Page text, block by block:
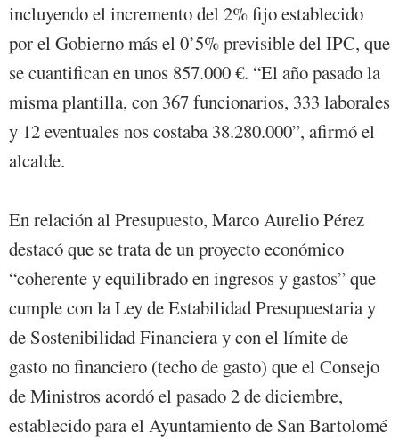
incluyendo el incremento del 2% fijo establecido
por el Gobierno más el 0’5% previsible del IPC, que
se cuantifican en unos 857.000 €. “El año pasado la
misma plantilla, con 367 funcionarios, 333 laborales
y 12 eventuales nos costaba 38.280.000”, afirmó el
alcalde.
En relación al Presupuesto, Marco Aurelio Pérez
destacó que se trata de un proyecto económico
“coherente y equilibrado en ingresos y gastos” que
cumple con la Ley de Estabilidad Presupuestaria y
de Sostenibilidad Financiera y con el límite de
gasto no financiero (techo de gasto) que el Consejo
de Ministros acordó el pasado 2 de diciembre,
establecido para el Ayuntamiento de San Bartolomé